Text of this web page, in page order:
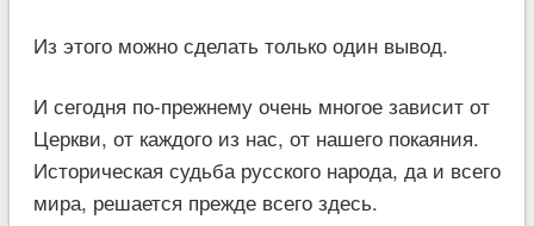
Из этого можно сделать только один вывод.
И сегодня по-прежнему очень многое зависит от
Церкви, от каждого из нас, от нашего покаяния.
Историческая судьба русского народа, да и всего
мира, решается прежде всего здесь.